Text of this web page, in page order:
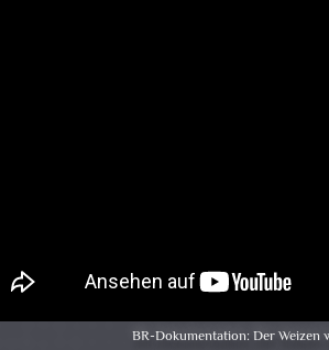
BR-Dokumentation: Der Weizen